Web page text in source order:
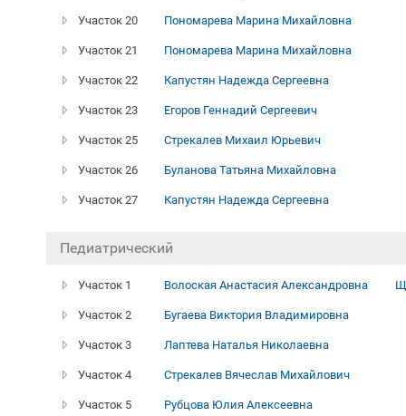
Участок 20 Пономарева Марина Михайловна
Участок 21 Пономарева Марина Михайловна
Участок 22 Капустян Надежда Сергеевна
Участок 23 Егоров Геннадий Сергеевич
Участок 25 Стрекалев Михаил Юрьевич
Участок 26 Буланова Татьяна Михайловна
Участок 27 Капустян Надежда Сергеевна
Педиатрический
Участок 1 Волоская Анастасия Александровна
Участок 2 Бугаева Виктория Владимировна
Участок 3 Лаптева Наталья Николаевна
Участок 4 Стрекалев Вячеслав Михайлович
Участок 5 Рубцова Юлия Алексеевна